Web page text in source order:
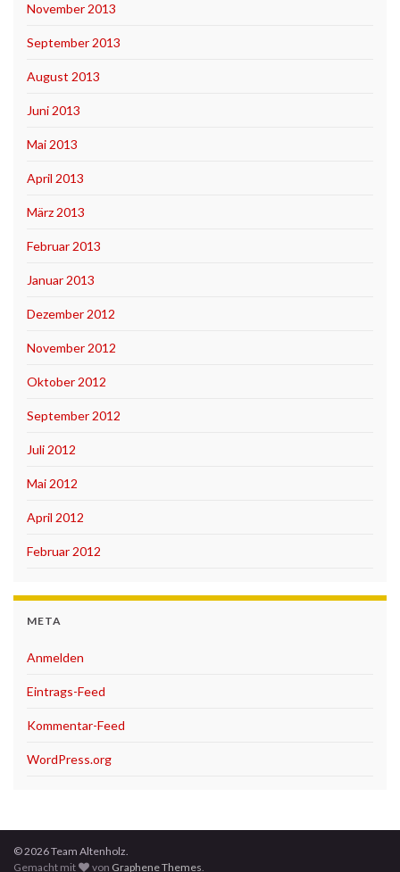
November 2013
September 2013
August 2013
Juni 2013
Mai 2013
April 2013
März 2013
Februar 2013
Januar 2013
Dezember 2012
November 2012
Oktober 2012
September 2012
Juli 2012
Mai 2012
April 2012
Februar 2012
META
Anmelden
Eintrags-Feed
Kommentar-Feed
WordPress.org
© 2026 Team Altenholz.
Gemacht mit
von Graphene Themes.